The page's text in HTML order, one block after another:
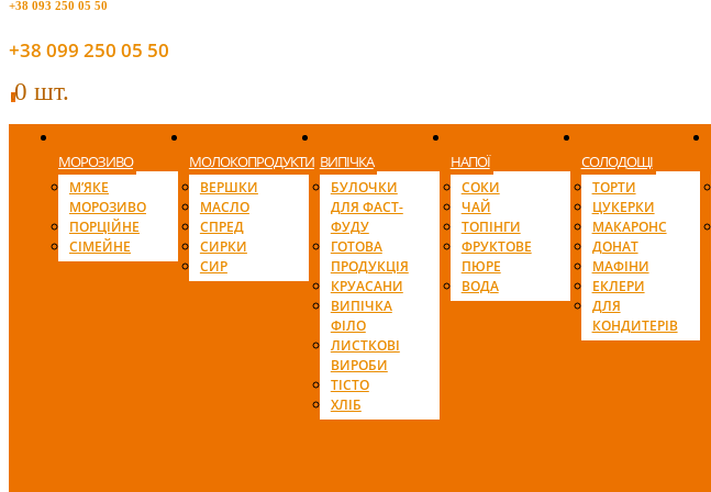
+38 093 250 05 50
+38 099 250 05 50
00 шт.
МОРОЗИВО
М’ЯКЕ
МОРОЗИВО
ПОРЦІЙНЕ
СІМЕЙНЕ
МОЛОКОПРОДУКТИ
ВЕРШКИ
МАСЛО
СПРЕД
СИРКИ
СИР
ВИПІЧКА
БУЛОЧКИ
ДЛЯ ФАСТ-
ФУДУ
ГОТОВА
ПРОДУКЦІЯ
КРУАСАНИ
ВИПІЧКА
ФІЛО
ЛИСТКОВІ
ВИРОБИ
ТІСТО
ХЛІБ
НАПОЇ
СОКИ
ЧАЙ
ТОПІНГИ
ФРУКТОВЕ
ПЮРЕ
ВОДА
СОЛОДОЩІ
ТОРТИ
ЦУКЕРКИ
МАКАРОНС
ДОНАТ
МАФІНИ
ЕКЛЕРИ
ДЛЯ
КОНДИТЕРІВ